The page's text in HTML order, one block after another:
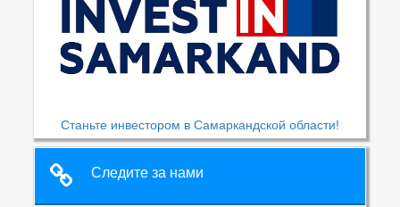
Станьте инвестором в Самаркандской области!
Следите за нами